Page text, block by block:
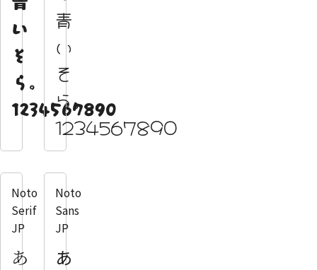
い
そ
ら。
1234567890
青
い
そ
ら。
1234567890
Noto
Serif
JP
あ
Noto
Sans
JP
あ